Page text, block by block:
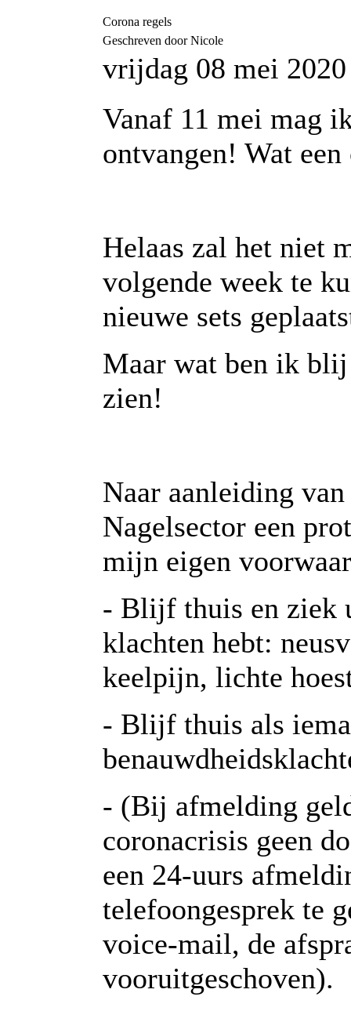
Corona regels
Geschreven door Nicole
vrijdag 08 mei
Vanaf 11 mei mag
ontvangen! Wat
Helaas zal het niet
volgende week te
nieuwe sets
Maar wat ben ik blij
zien!
Naar aanleiding
Nagelsector een
mijn eigen
- Blijf thuis en ziek
klachten hebt:
keelpijn, lichte
- Blijf thuis als
- (Bij afmelding
coronacrisis geen
een 24-uurs
telefoongesprek te
voice-mail, de
vooruitgeschoven).